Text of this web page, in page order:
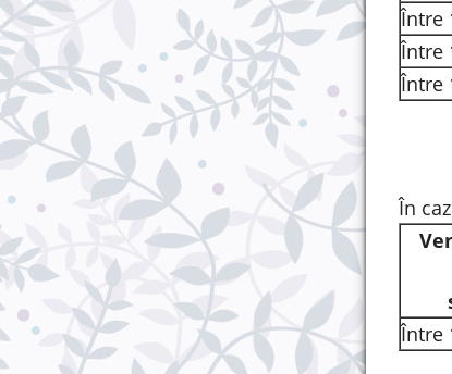
Între
Între
Între
În
Între